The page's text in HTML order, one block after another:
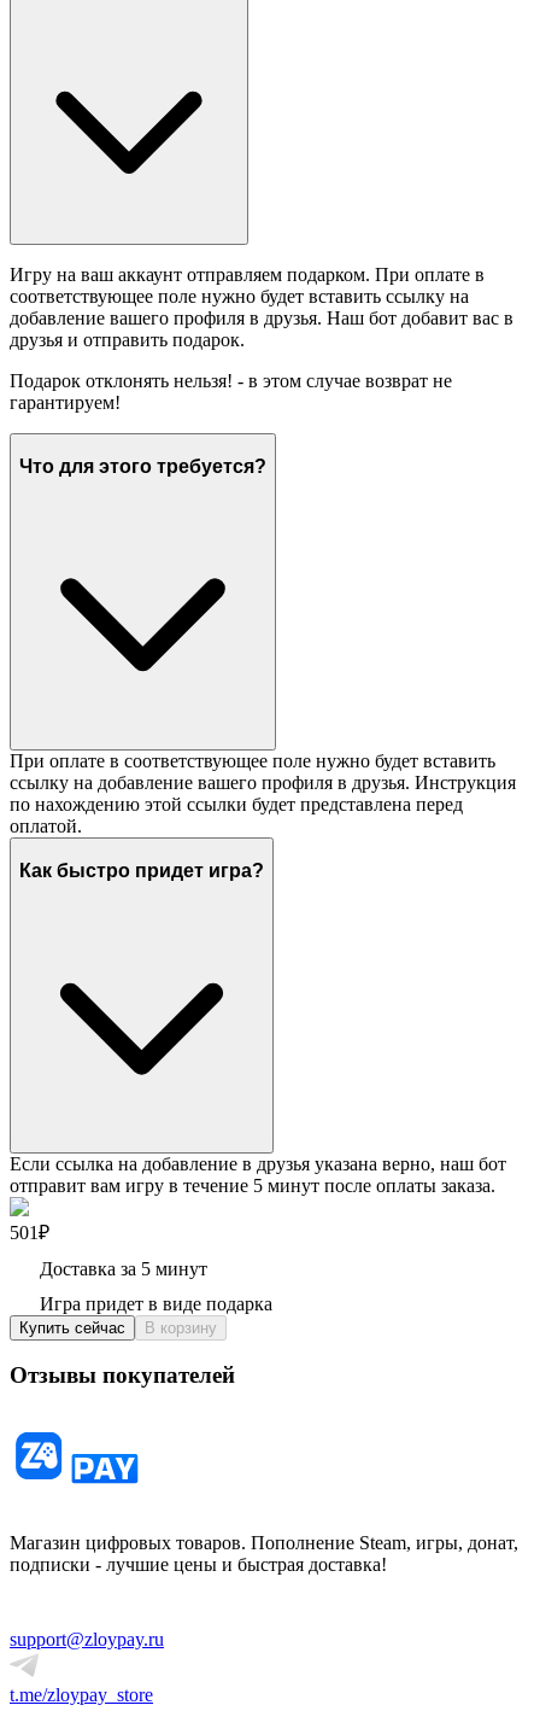
Игру на ваш аккаунт отправляем подарком. При оплате в
соответствующее поле нужно будет вставить ссылку на
добавление вашего профиля в друзья. Наш бот добавит вас в
друзья и отправить подарок.
Подарок отклонять нельзя! - в этом случае возврат не
гарантируем!
Что для этого требуется?
При оплате в соответствующее поле нужно будет вставить
ссылку на добавление вашего профиля в друзья. Инструкция
по нахождению этой ссылки будет представлена перед
оплатой.
Как быстро придет игра?
Если ссылка на добавление в друзья указана верно, наш бот
отправит вам игру в течение 5 минут после оплаты заказа.
501₽
Доставка за 5 минут
Игра придет в виде подарка
Купить сейчас В корзину
Отзывы покупателей
Магазин цифровых товаров. Пополнение Steam, игры, донат,
подписки - лучшие цены и быстрая доставка!
support@zloypay.ru
t.me/zloypay_store